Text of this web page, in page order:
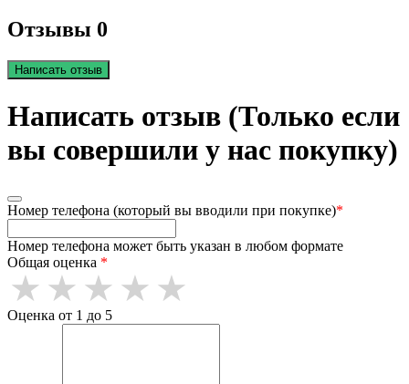
Отзывы 0
Написать отзыв
Написать отзыв (Только если
вы совершили у нас покупку)
Номер телефона (который вы вводили при покупке)*
Номер телефона может быть указан в любом формате
Общая оценка *
Оценка от 1 до 5